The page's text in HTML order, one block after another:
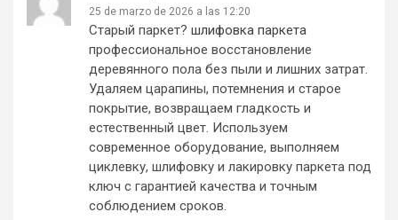
25 de marzo de 2026 a las 12:20
Старый паркет? шлифовка паркета
профессиональное восстановление
деревянного пола без пыли и лишних затрат.
Удаляем царапины, потемнения и старое
покрытие, возвращаем гладкость и
естественный цвет. Используем
современное оборудование, выполняем
циклевку, шлифовку и лакировку паркета под
ключ с гарантией качества и точным
соблюдением сроков.